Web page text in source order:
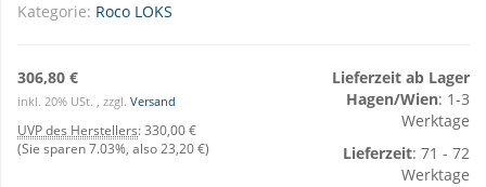
Kategorie: Roco LOKS
306,80 €
inkl. 20% USt. , zzgl. Versand
UVP des Herstellers: 330,00 €
(Sie sparen7.03% , also 23,20 €)
Lieferzeit ab Lager
Hagen/Wien: 1-3
Werktage
Lieferzeit: 71 - 72
Werktage